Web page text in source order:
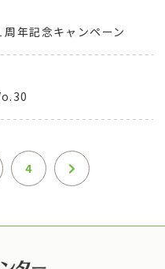
周年記念キャンペーン
4